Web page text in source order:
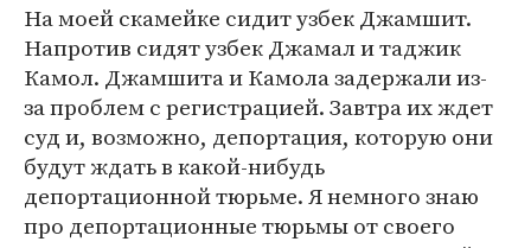
На моей скамейке сидит узбек Джамшит.
Напротив сидят узбек Джамал и таджик
Камол. Джамшита и Камола задержали из-
за проблем с регистрацией. Завтра их ждет
суд и, возможно, депортация, которую они
будут ждать в какой-нибудь
депортационной тюрьме. Я немного знаю
про депортационные тюрьмы от своего